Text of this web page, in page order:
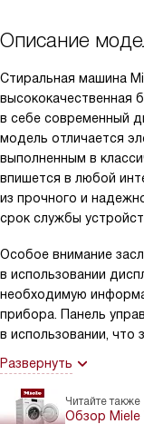
Описание
Стиральная машина
высококачественная
в себе современный
модель отличается
выполненным в
впишется в любой
из прочного и
срок службы
Особое внимание
в использовании
необходимую
прибора. Панель
в использовании, что
Развернуть
Читайте также
Обзор Miele